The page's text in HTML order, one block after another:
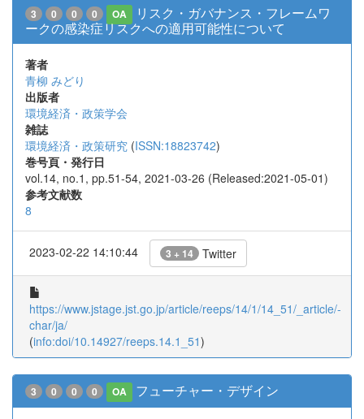
3 0 0 0 OA
リスク・ガバナンス・フレームワ
ークの感染症リスクへの適用可能性について
著者
青柳 みどり
出版者
環境経済・政策学会
雑誌
環境経済・政策研究 (ISSN:18823742)
巻号頁・発行日
vol.14, no.1, pp.51-54, 2021-03-26 (Released:2021-05-01)
参考文献数
8
2023-02-22 14:10:44 3 + 14 Twitter
https://www.jstage.jst.go.jp/article/reeps/14/1/14_51/_article/-
char/ja/
(info:doi/10.14927/reeps.14.1_51)
3 0 0 0 OA フューチャー・デザイン